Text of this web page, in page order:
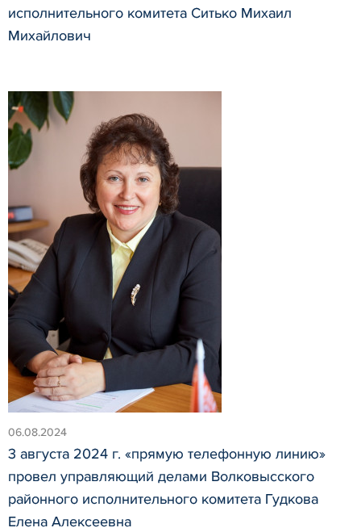
исполнительного комитета Ситько Михаил
Михайлович
06.08.2024
3 августа 2024 г. «прямую телефонную линию»
провел управляющий делами Волковысского
районного исполнительного комитета Гудкова
Елена Алексеевна